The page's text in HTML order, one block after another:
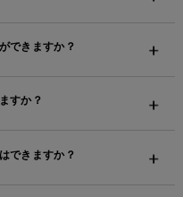
できますか？
すか？
できますか？